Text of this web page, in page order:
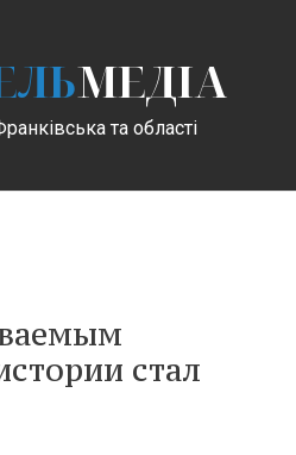
МЕДІА
та області
стал